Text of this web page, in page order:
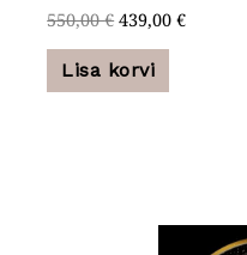
550,00€ 439,00€
Lisa korvi